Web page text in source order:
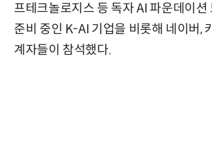
프테크놀로지스 등 독자 AI 파운데이션
준비 중인 K-AI 기업을 비롯해 네이버,
계자들이 참석했다.